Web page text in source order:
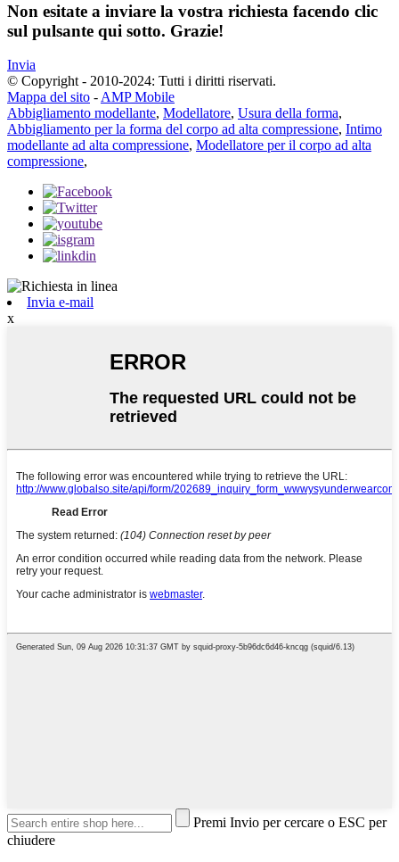
Non esitate a inviare la vostra richiesta facendo clic
sul pulsante qui sotto. Grazie!
Invia
© Copyright - 2010-2024: Tutti i diritti riservati.
Mappa del sito -AMP Mobile
Abbigliamento modellante, Modellatore, Usura della forma,
Abbigliamento per la forma del corpo ad alta compressione, Intimo
modellante ad alta compressione, Modellatore per il corpo ad alta
compressione,
Invia e-mail
x
Premi Invio per cercare o ESC per
chiudere